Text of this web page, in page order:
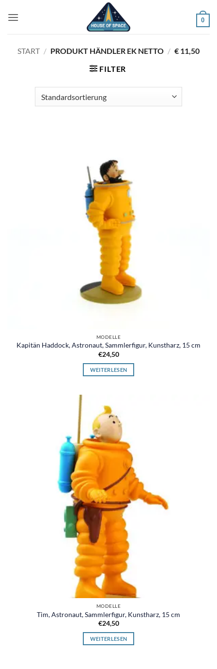
Inhalt
0
START / PRODUKT HÄNDLER EK NETTO / € 11,50
FILTER
MODELLE
Kapitän Haddock, Astronaut, Sammlerfigur, Kunstharz, 15 cm
€24,50
WEITERLESEN
MODELLE
Tim, Astronaut, Sammlerfigur, Kunstharz, 15 cm
€24,50
WEITERLESEN